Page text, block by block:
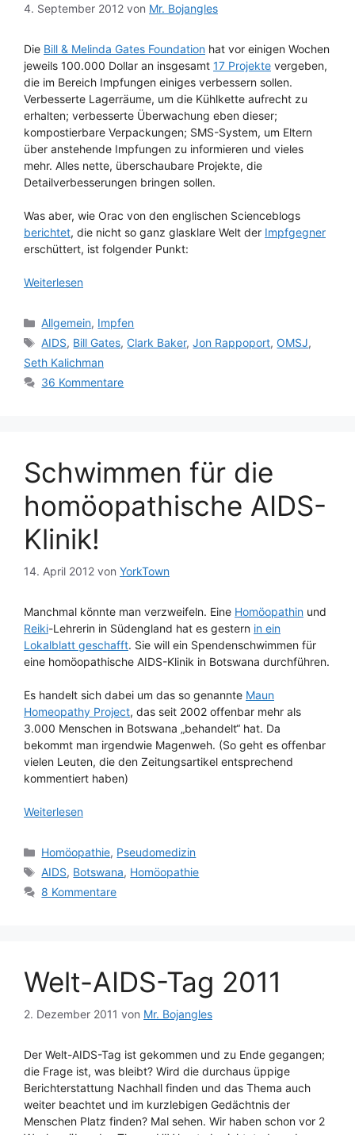
4. September 2012 von Mr. Bojangles
Die Bill & Melinda Gates Foundation hat vor einigen Wochen
jeweils 100.000 Dollar an insgesamt 17 Projekte vergeben,
die im Bereich Impfungen einiges verbessern sollen.
Verbesserte Lagerräume, um die Kühlkette aufrecht zu
erhalten; verbesserte Überwachung eben dieser;
kompostierbare Verpackungen; SMS-System, um Eltern
über anstehende Impfungen zu informieren und vieles
mehr. Alles nette, überschaubare Projekte, die
Detailverbesserungen bringen sollen.
Was aber, wie Orac von den englischen Scienceblogs
berichtet, die nicht so ganz glasklare Welt der Impfgegner
erschüttert, ist folgender Punkt:
Weiterlesen
Kategorien
Allgemein, Impfen
Schlagwörter
AIDS, Bill Gates,Clark Baker,Jon Rappoport,OMSJ,
Seth Kalichman
36 Kommentare
Schwimmen für die
homöopathische AIDS-
Klinik!
14. April 2012 von YorkTown
Manchmal könnte man verzweifeln. Eine Homöopathin und
Reiki-Lehrerin in Südengland hat es gestern in ein
Lokalblatt geschafft. Sie will ein Spendenschwimmen für
eine homöopathische AIDS-Klinik in Botswana durchführen.
Es handelt sich dabei um das so genannte Maun
Homeopathy Project, das seit 2002 offenbar mehr als
3.000 Menschen in Botswana „behandelt“ hat. Da
bekommt man irgendwie Magenweh. (So geht es offenbar
vielen Leuten, die den Zeitungsartikel entsprechend
kommentiert haben)
Weiterlesen
Kategorien
Homöopathie, Pseudomedizin
Schlagwörter
AIDS, Botswana, Homöopathie
8 Kommentare
Welt-AIDS-Tag 2011
2. Dezember 2011 von Mr. Bojangles
Der Welt-AIDS-Tag ist gekommen und zu Ende gegangen;
die Frage ist, was bleibt? Wird die durchaus üppige
Berichterstattung Nachhall finden und das Thema auch
weiter beachtet und im kurzlebigen Gedächtnis der
Menschen Platz finden? Mal sehen. Wir haben schon vor 2